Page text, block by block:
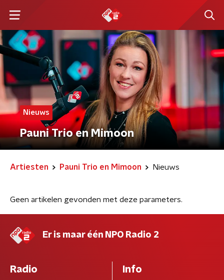
Nieuws
Pauni Trio en Mimoon
Artiesten Pauni Trio en Mimoon Nieuws
Geen artikelen gevonden met deze parameters.
Er is maar één NPO Radio 2
Radio Info